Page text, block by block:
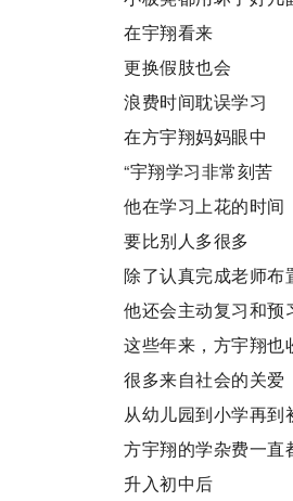
在宇翔看来
更换假肢也会
浪费时间耽误学习
在方宇翔妈妈眼中
“宇翔学习非常刻苦
他在学习上花的时间
要比别人多很多
除了认真完成老师布
他还会主动复习和预
这些年来，方宇翔也
很多来自社会的关爱
从幼儿园到小学再到
方宇翔的学杂费一直
升入初中后